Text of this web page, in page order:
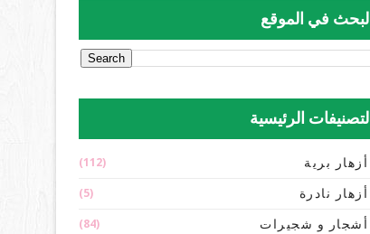
البحث في الموقع
التصنيفات الرئيسية
أزهار برية (112)
أزهار نادرة (5)
أشجار و شجيرات (84)